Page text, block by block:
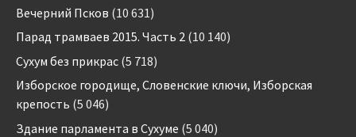
Вечерний Псков (10 631)
Парад трамваев 2015. Часть 2 (10 140)
Сухум без прикрас (5 718)
Изборское городище, Словенские ключи, Изборская
крепость (5 046)
Здание парламента в Сухуме (5 040)